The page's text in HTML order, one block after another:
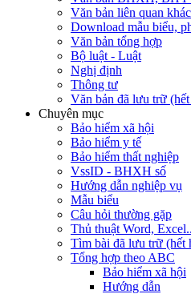
Văn bản liên quan khác
Download mẫu biểu,
Văn bản tổng hợp
Bộ luật - Luật
Nghị định
Thông tư
Văn bản đã lưu trữ
Chuyên mục
Bảo hiểm xã hội
Bảo hiểm y tế
Bảo hiểm thất nghiệp
VssID - BHXH số
Hướng dẫn nghiệp vụ
Mẫu biểu
Câu hỏi thường gặp
Thủ thuật Word,
Tìm bài đã lưu trữ (hết
Tổng hợp theo ABC
Bảo hiểm xã hội
Hướng dẫn